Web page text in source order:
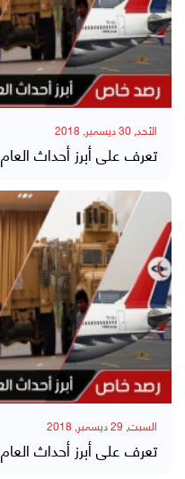
الأحد, 30 ديسمبر, 2018
تعرف على أبرز أحداث العام 2018م في اليمن (الجزء الثاني)
السبت, 29 ديسمبر, 2018
تعرف على أبرز أحداث العام 2018م في اليمن (الجزء الأول)